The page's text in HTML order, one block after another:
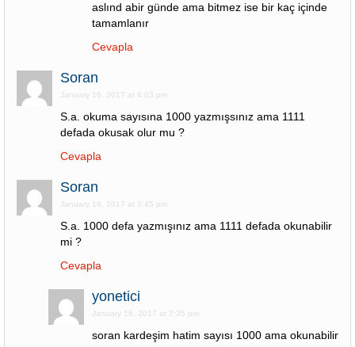
aslınd abir günde ama bitmez ise bir kaç içinde
tamamlanır
Cevapla
Soran
January 16, 2017 at 4:03 pm
S.a. okuma sayısına 1000 yazmışsınız ama 1111
defada okusak olur mu ?
Cevapla
Soran
January 16, 2017 at 3:45 pm
S.a. 1000 defa yazmışınız ama 1111 defada okunabilir
mi ?
Cevapla
yonetici
January 16, 2017 at 7:35 pm
soran kardeşim hatim sayısı 1000 ama okunabilir